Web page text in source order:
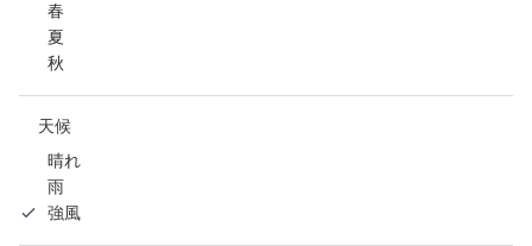
春
夏
秋
天候
晴れ
雨
強風